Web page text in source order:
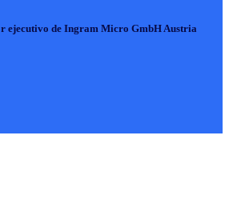
ejecutivo de Ingram Micro GmbH Austria